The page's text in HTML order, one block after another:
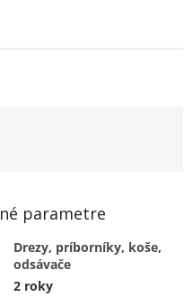
parametre
Drezy, príborníky, koše,
odsávače
2 roky